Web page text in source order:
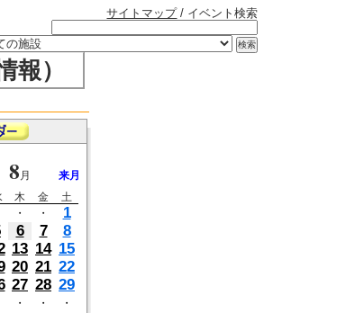
サイトマップ/ イベント検索
報）
8 月
来月
木 金
土
・ ・
1
6 7
8
13 14 15
20 21 22
27 28 29
・ ・ ・